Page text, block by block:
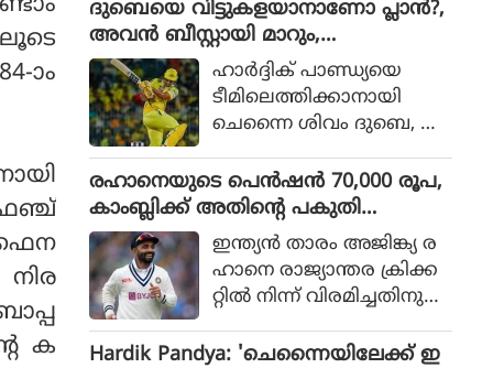
ാം
ക
സംബന്ധിച്ചുള്ള ചര്‍ച്ചകള്‍
കൊഴുക്കുന്നതിനിടെ വിഷ
യത്തില്‍ പ്രതികരണ
വുമായി മുന്‍ ഇന്ത്യന്‍
താരം മുഹമ്മദ് കൈഫ്.
ദുബെയെ വിട്ടുകളയാനാണോ പ്ലാൻ?,
അവൻ ബീസ്റ്റായി മാറും,
ചെന്നൈയ്ക്ക് മുന്നറിയിപ്പ് നൽകി അ
ശ്വിൻ
ഹാര്‍ദ്ദിക് പാണ്ഡ്യയെ
ടീമിലെത്തിക്കാനായി
ചെന്നൈ ശിവം ദുബെ, ഖ
ങ്ങളെ വിട്ടുനല്‍കുമെന്ന്
കഴിഞ്ഞ ദിവസങ്ങളില്‍
റിപ്പോര്‍ട്ടുക
ളുണ്ടായിരുന്നു. എന്നാല്‍
ചെന്നൈ ദുബെയെ
കൈവിട്ടാല്‍ അതൊരു വ
ലിയ നഷ്ടമാകുമെന്നാണ്
മുന്‍ ചെന്നൈ സൂപ്പര്‍
രഹാനെയുടെ പെൻഷൻ 70,000 രൂപ,
കാംബ്ലിക്ക് അതിന്റെ പകുതി
പോലുമില്ല; കാരണം ഇതാണ്
ഇന്ത്യൻ താരം അജിങ്ക്യ ര
ഹാനെ രാജ്യാന്തര ക്രിക്ക
റ്റിൽ നിന്ന് വിരമിച്ചതിനു
യുടെ പെൻഷൻ സമ്പ്ര
Hardik Pandya: 'ചെന്നൈയിലേക്ക് ഇ